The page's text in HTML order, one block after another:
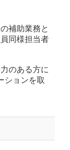
補助業務と
同様担当者
のある方に
ションを取